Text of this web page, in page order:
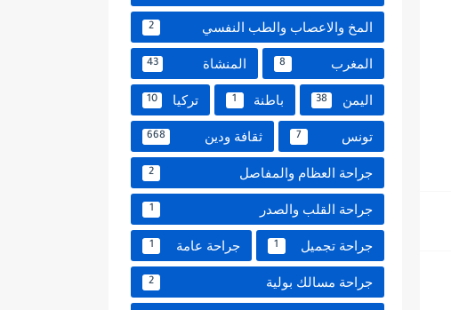
المخ والاعصاب والطب النفسي 2
المغرب 8 المنشاة 43
اليمن 38 باطنة 1 تركيا 10
تونس 7 ثقافة ودين 668
جراحة العظام والمفاصل 2
جراحة القلب والصدر 1
جراحة تجميل 1 جراحة عامة 1
جراحة مسالك بولية 2